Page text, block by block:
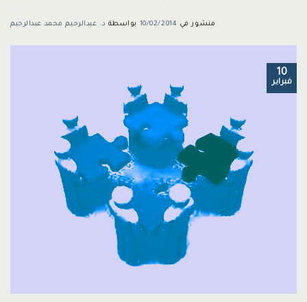
منشور في 10/02/2014 بواسطة د. عبدالرحيم محمد عبدالرحيم
10
فبراير